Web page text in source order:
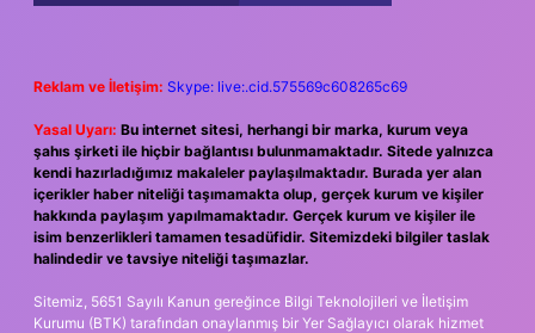
Reklam ve İletişim: Skype: live:.cid.575569c608265c69
Yasal Uyarı: Bu internet sitesi, herhangi bir marka, kurum veya
şahıs şirketi ile hiçbir bağlantısı bulunmamaktadır. Sitede yalnızca
kendi hazırladığımız makaleler paylaşılmaktadır. Burada yer alan
içerikler haber niteliği taşımamakta olup, gerçek kurum ve kişiler
hakkında paylaşım yapılmamaktadır. Gerçek kurum ve kişiler ile
isim benzerlikleri tamamen tesadüfidir. Sitemizdeki bilgiler taslak
halindedir ve tavsiye niteliği taşımazlar.
Sitemiz, 5651 Sayılı Kanun gereğince Bilgi Teknolojileri ve İletişim
Kurumu (BTK) tarafından onaylanmış bir Yer Sağlayıcı olarak hizmet